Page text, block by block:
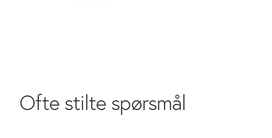
Ofte stilte spørsmål